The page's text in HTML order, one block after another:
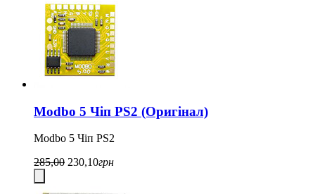
Modbo 5 Чіп PS2 (Оригінал)
Modbo 5 Чіп PS2
285,00 230,10грн